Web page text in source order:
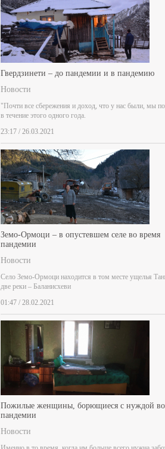
Гвердзинети – до пандемии и в пандемию
Новости
"Почти все сбережения и доход, что у нас были, мы
в течение этого одного года.
23:17 / 26.03.2021
Земо-Ормоци – в опустевшем селе во время
пандемии
Новости
Село Земо-Ормоци находится в том месте ущелья
две реки – Баланисхеви
01:47 / 28.02.2021
Пожилые женщины, борющиеся с нуждой во
пандемии
Новости